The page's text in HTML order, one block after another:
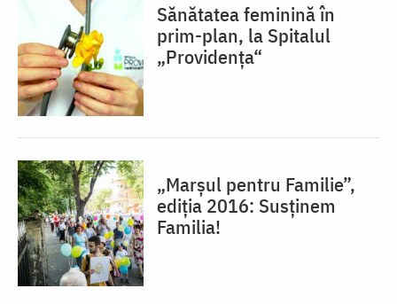
Sănătatea feminină în
prim-plan, la Spitalul
„Providenţa“
„Marşul pentru Familie”,
ediţia 2016: Susţinem
Familia!